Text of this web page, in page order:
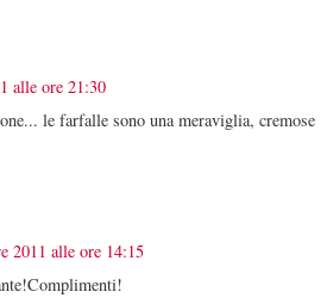
alle ore 21:30
le farfalle sono una meraviglia, cremose
2011 alle ore 14:15